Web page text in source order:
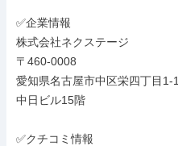
✅企業情報
株式会社ネクステージ
〒460-0008
愛知県名古屋市中区栄四丁目1-1
中日ビル15階
✅クチコミ情報